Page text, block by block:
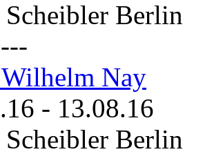
Berlin
Nay
- 13.08.16
Berlin